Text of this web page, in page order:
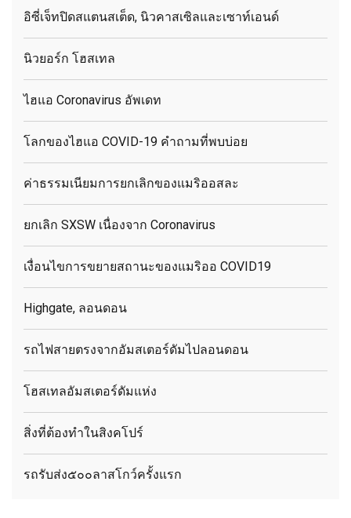
อิซี่เจ็ทปิดสแตนสเต็ด, นิวคาสเซิลและเซาท์เอนด์
นิวยอร์ก โฮสเทล
ไฮแอ Coronavirus อัพเดท
โลกของไฮแอ COVID-19 คำถามที่พบบ่อย
ค่าธรรมเนียมการยกเลิกของแมริออสละ
ยกเลิก SXSW เนื่องจาก Coronavirus
เงื่อนไขการขยายสถานะของแมริออ COVID19
Highgate, ลอนดอน
รถไฟสายตรงจากอัมสเตอร์ดัมไปลอนดอน
โฮสเทลอัมสเตอร์ดัมแห่ง
สิ่งที่ต้องทำในสิงคโปร์
รถรับส่ง๕๐๐ลาสโกว์ครั้งแรก